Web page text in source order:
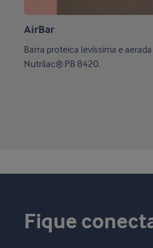
AirBar
Barra proteica levíssima e
Nutrilac® PB 8420.
Fique